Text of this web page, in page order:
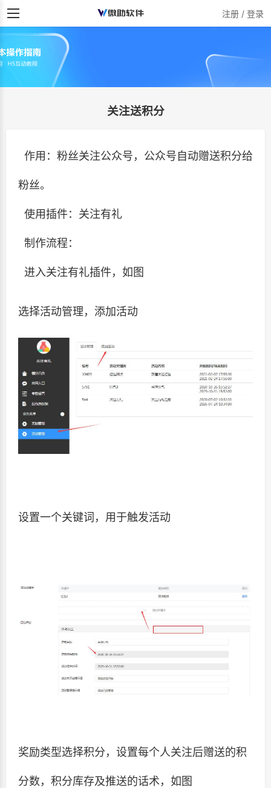
注册 / 登录
关注送积分
作用：粉丝关注公众号，公众号自动赠送积分给
粉丝。
使用插件：关注有礼
制作流程：
进入关注有礼插件，如图
选择活动管理，添加活动
设置一个关键词，用于触发活动
奖励类型选择积分，设置每个人关注后赠送的积
分数，积分库存及推送的话术，如图